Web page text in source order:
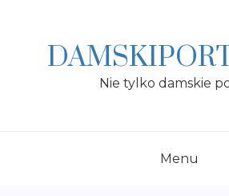
Nie tylko damskie
Menu